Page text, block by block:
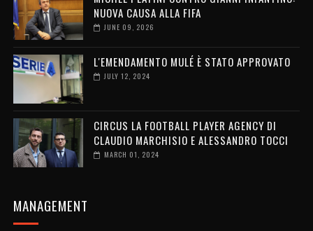
NUOVA CAUSA ALLA FIFA
JUNE 09, 2026
L'EMENDAMENTO MULÉ È STATO APPROVATO
JULY 12, 2024
CIRCUS LA FOOTBALL PLAYER AGENCY DI
CLAUDIO MARCHISIO E ALESSANDRO TOCCI
MARCH 01, 2024
MANAGEMENT